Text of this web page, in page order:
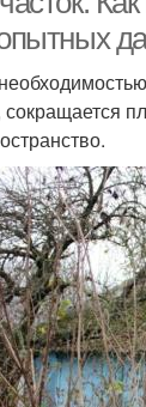
сокращается